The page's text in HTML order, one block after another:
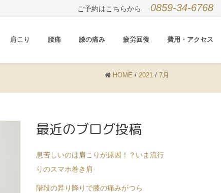
ご予約はこちらから 0859-34-6768
肩こり 腰痛 膝の痛み 疲労回復 費用・アクセス
HOME / 2021 / 7月
最近のブログ投稿
息苦しいのは肩こりが原因！？いま流行
りのスマホ巻き肩
階段の昇り降りで膝の痛みがつら